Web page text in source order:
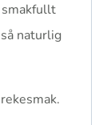
naturlig